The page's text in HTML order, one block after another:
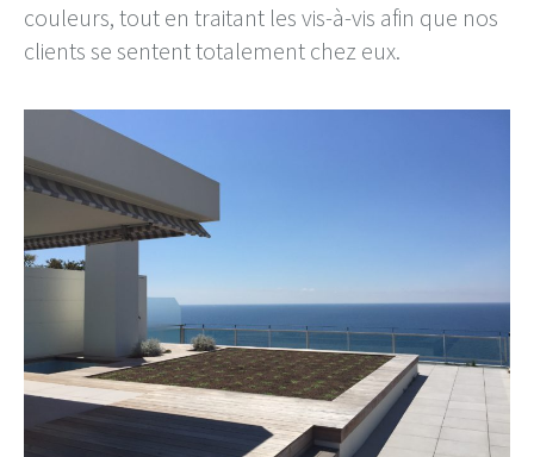
couleurs, tout en traitant les vis-à-vis afin que nos
clients se sentent totalement chez eux.